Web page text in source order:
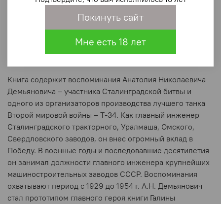
Описание
Книга содержит воспоминания Анатолия Николаевича
Демьяновича – участника Сталинградской битвы и
одного из организаторов производства лучшего танка
Второй мировой войны – Т-34. Как главный инженер
Сталинградского тракторного, Уралмаша, Омского,
Свердловского заводов, он внес огромный вклад в
Победу. В военные годы и последовавшие десятилетия
он занимал должности главного инженера крупнейших
машиностроительных заводов СССР. Воспоминания
охватывают период с 1929 до 1954 г. А.Н. Демьянович
стал прототипом главного героя книги Галины
Покинуть сайт
Мне есть 18 лет